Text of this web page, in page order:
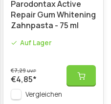
Parodontax Active
Repair Gum Whitening
Zahnpasta - 75 ml
Auf Lager
€7,29UVP
€4,85*
Vergleichen